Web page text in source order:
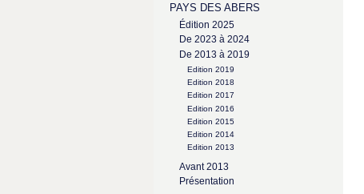
PAYS DES ABERS
Édition 2025
De 2023 à 2024
De 2013 à 2019
Edition 2019
Edition 2018
Edition 2017
Edition 2016
Edition 2015
Edition 2014
Edition 2013
Avant 2013
Présentation